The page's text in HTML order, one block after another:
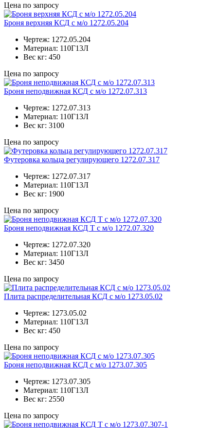
Цена по запросу
Броня верхняя КСД с м/о 1272.05.204
Чертеж: 1272.05.204
Материал: 110Г13Л
Вес кг: 450
Цена по запросу
Броня неподвижная КСД с м/о 1272.07.313
Чертеж: 1272.07.313
Материал: 110Г13Л
Вес кг: 3100
Цена по запросу
Футеровка кольца регулирующего 1272.07.317
Чертеж: 1272.07.317
Материал: 110Г13Л
Вес кг: 1900
Цена по запросу
Броня неподвижная КСД Т с м/о 1272.07.320
Чертеж: 1272.07.320
Материал: 110Г13Л
Вес кг: 3450
Цена по запросу
Плита распределительная КСД с м/о 1273.05.02
Чертеж: 1273.05.02
Материал: 110Г13Л
Вес кг: 450
Цена по запросу
Броня неподвижная КСД с м/о 1273.07.305
Чертеж: 1273.07.305
Материал: 110Г13Л
Вес кг: 2550
Цена по запросу